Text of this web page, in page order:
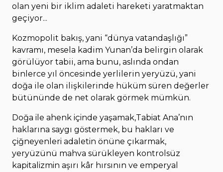
olan yeni bir iklim adaleti hareketi yaratmaktan
geçiyor...
Kozmopolit bakış, yani “dünya vatandaşlığı”
kavramı, mesela kadim Yunan’da belirgin olarak
görülüyor tabii, ama bunu, aslında ondan
binlerce yıl öncesinde yerlilerin yeryüzü, yani
doğa ile olan ilişkilerinde hüküm süren değerler
bütününde de net olarak görmek mümkün.
Doğa ile ahenk içinde yaşamak,Tabiat Ana’nın
haklarına saygı göstermek, bu hakları ve
çiğneyenleri adaletin önüne çıkarmak,
yeryüzünü mahva sürükleyen kontrolsüz
kapitalizmin aşırı kâr hırsının ve emperyal